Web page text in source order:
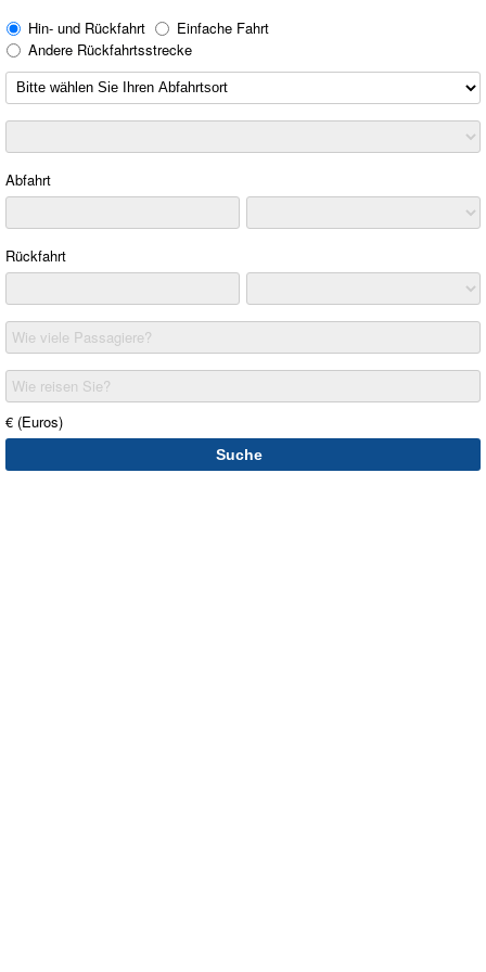
Hin- und Rückfahrt
Einfache Fahrt
Andere Rückfahrtsstrecke
Abfahrt
Rückfahrt
Wie viele Passagiere?
Wie reisen Sie?
€ (Euros)
Suche